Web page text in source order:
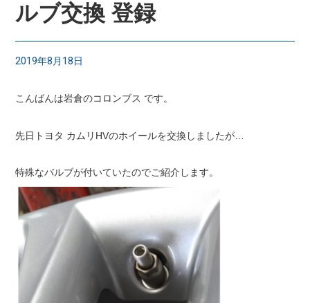
ルブ交換 登録
2019年8月18日
こんばんは岩倉のコロンブス です。
先日トヨタ カムリHVのホイールを交換しましたが…
特殊なバルブが付いていたのでご紹介します。